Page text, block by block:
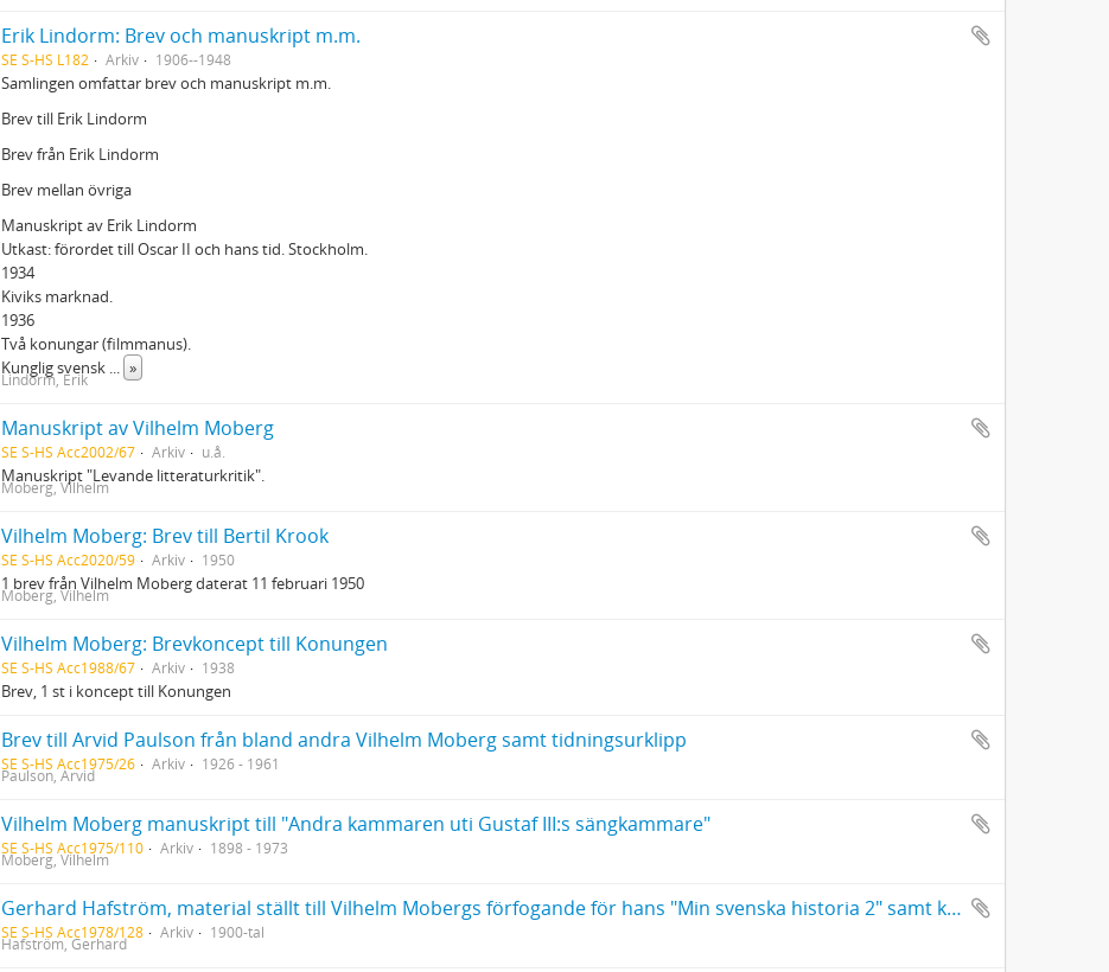
Erik Lindorm: Brev och manuskript m.m.
SE S-HS L182 Arkiv 1906--1948
Samlingen omfattar brev och manuskript m.m.
Brev till Erik Lindorm
Brev från Erik Lindorm
Brev mellan övriga
Manuskript av Erik Lindorm
Utkast: förordet till Oscar II och hans tid. Stockholm.
1934
Kiviks marknad.
1936
Två konungar (filmmanus).
Kunglig svensk
»
Lindorm, Erik
Manuskript av Vilhelm Moberg
SE S-HS Acc2002/67 Arkiv u.å.
Manuskript "Levande litteraturkritik".
Moberg, Vilhelm
Vilhelm Moberg: Brev till Bertil Krook
SE S-HS Acc2020/59 Arkiv 1950
1 brev från Vilhelm Moberg daterat 11 februari 1950
Moberg, Vilhelm
Vilhelm Moberg: Brevkoncept till Konungen
SE S-HS Acc1988/67 Arkiv 1938
Brev, 1 st i koncept till Konungen
Brev till Arvid Paulson från bland andra Vilhelm Moberg samt tidningsurklipp
SE S-HS Acc1975/26 Arkiv 1926 - 1961
Paulson, Arvid
Vilhelm Moberg manuskript till "Andra kammaren uti Gustaf III:s sängkammare"
SE S-HS Acc1975/110 Arkiv 1898 - 1973
Moberg, Vilhelm
Gerhard Hafström, material ställt till Vilhelm Mobergs förfogande för hans "Min svenska historia 2" samt korrespondens m.m. om VM:s bok
SE S-HS Acc1978/128 Arkiv 1900-tal
Hafström, Gerhard